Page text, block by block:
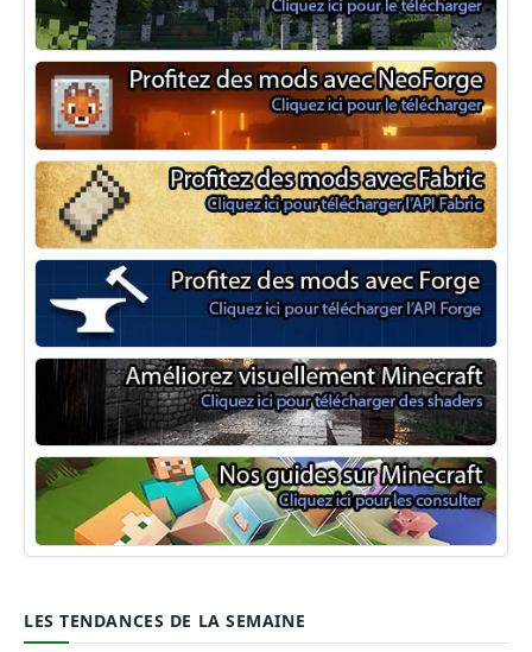
Optifine
NeoForge
Minecraft Fabric
Minecraft Forge
Shaders Minecraft
Guide Minecraft
LES TENDANCES DE LA SEMAINE